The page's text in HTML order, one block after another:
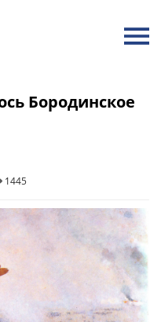
Бородинское
1445